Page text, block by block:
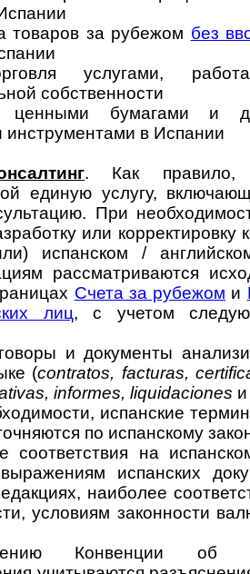
товаров за рубежом без
услугами,
собственности
бумагами и
в Испании
. Как правило,
единую услугу,
При
или корректировку
испанском /
рассматриваются
Счета за рубежом и
лиц, с учетом
и документы
(contratos, facturas,
informes, liquidaciones
испанские
по испанскому
соответствия на
испанских
наиболее
условиям законности
Конвенции об